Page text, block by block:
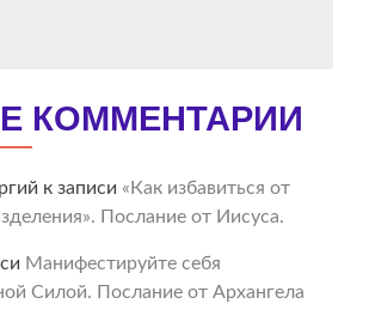
КОММЕНТАРИИ
к записи «Как избавиться от
Послание от Иисуса.
Манифестируйте себя
Силой. Послание от Архангела